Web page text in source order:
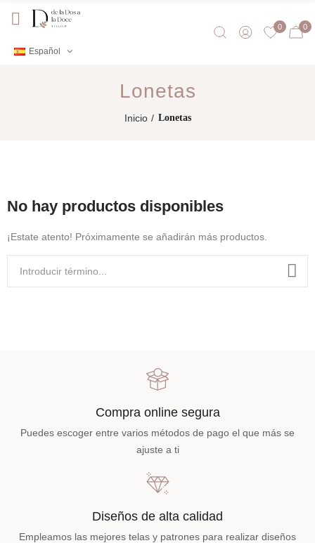
Español
0 0
Lonetas
Inicio Lonetas
No hay productos disponibles
¡Estate atento! Próximamente se añadirán más productos.
Compra online segura
Puedes escoger entre varios métodos de pago el que más se
ajuste a ti
Diseños de alta calidad
Empleamos las mejores telas y patrones para realizar diseños